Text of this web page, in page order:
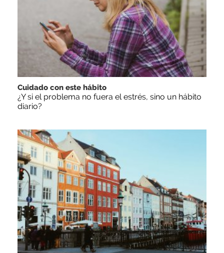
Cuidado con este hábito
¿Y si el problema no fuera el estrés, sino un hábito
diario?